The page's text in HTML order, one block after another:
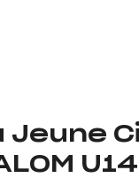
Jeune